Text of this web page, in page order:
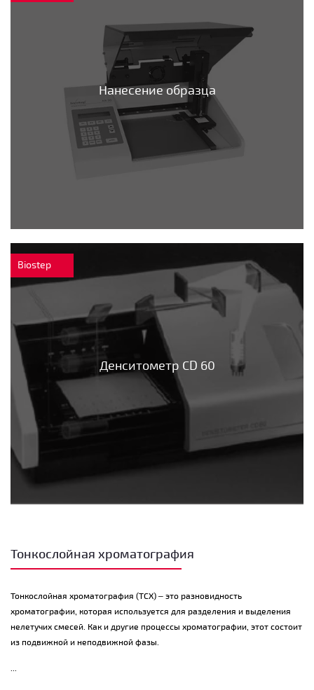
Нанесение образца
Biostep
Денситометр CD 60
Тонкослойная хроматография
Тонкослойная хроматография (ТСХ) – это разновидность
хроматографии, которая используется для разделения и выделения
нелетучих смесей. Как и другие процессы хроматографии, этот состоит
из подвижной и неподвижной фазы.